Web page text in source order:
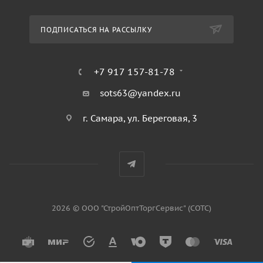
ПОДПИСАТЬСЯ НА РАССЫЛКУ
+7 917 157-81-78
sots63@yandex.ru
г. Самара, ул. Береговая, 3
2026 © ООО "СтройОптТоргСервис" (СОТС)